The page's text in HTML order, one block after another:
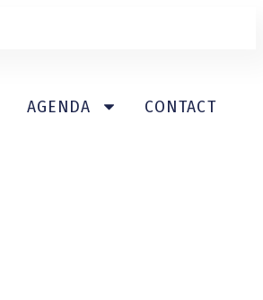
AGENDA CONTACT